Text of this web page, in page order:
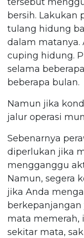
bersih. Lakukan
tulang hidung
dalam matanya.
cuping hidung.
selama
beberapa bulan.
Namun jika
jalur operasi
Sebenarnya
diperlukan jika
mengganggu
Namun, segera
jika Anda
berkepanjangan
mata memerah,
sekitar mata,